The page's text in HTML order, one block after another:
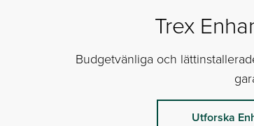
Trex
Budgetvänliga och
Utforska